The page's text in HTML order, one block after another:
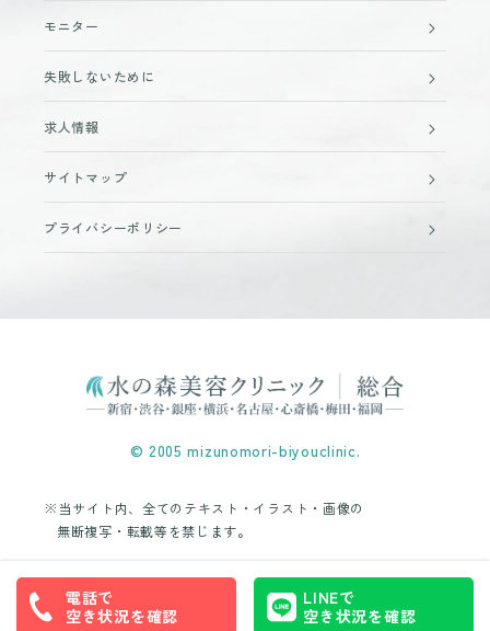
モニター
失敗しないために
求人情報
サイトマップ
プライバシーポリシー
© 2005 mizunomori-biyouclinic.
※当サイト内、全てのテキスト・イラスト・画像の
無断複写・転載等を禁じます。
電話で
空き状況を確認
LINEで
空き状況を確認